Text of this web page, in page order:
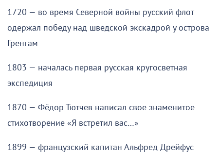
1720 — во время Северной войны русский флот
одержал победу над шведской экскадрой у острова
Гренгам
1803 — началась первая русская кругосветная
экспедиция
1870 — Фёдор Тютчев написал свое знаменитое
стихотворение «Я встретил вас…»
1899 — французский капитан Альфред Дрейфус